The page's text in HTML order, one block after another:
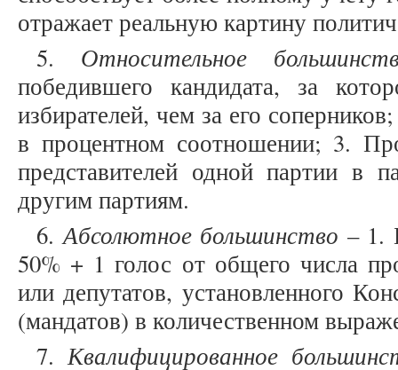
отражает реальную картину
5. Относительное
победившего кандидата, за
избирателей, чем за его
в процентном соотношении; 3.
представителей одной партии в
другим партиям.
6.Абсолютное большинство – 1.
50% + 1 голос от общего числа
или депутатов, установленного
(мандатов) в количественном
7.Квалифицированное